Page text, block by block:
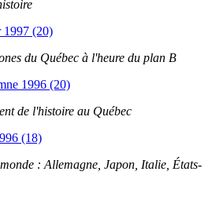
1997 (20)
du Québec à l'heure du plan B
1996 (20)
de l'histoire au Québec
(18)
: Allemagne, Japon, Italie, États-